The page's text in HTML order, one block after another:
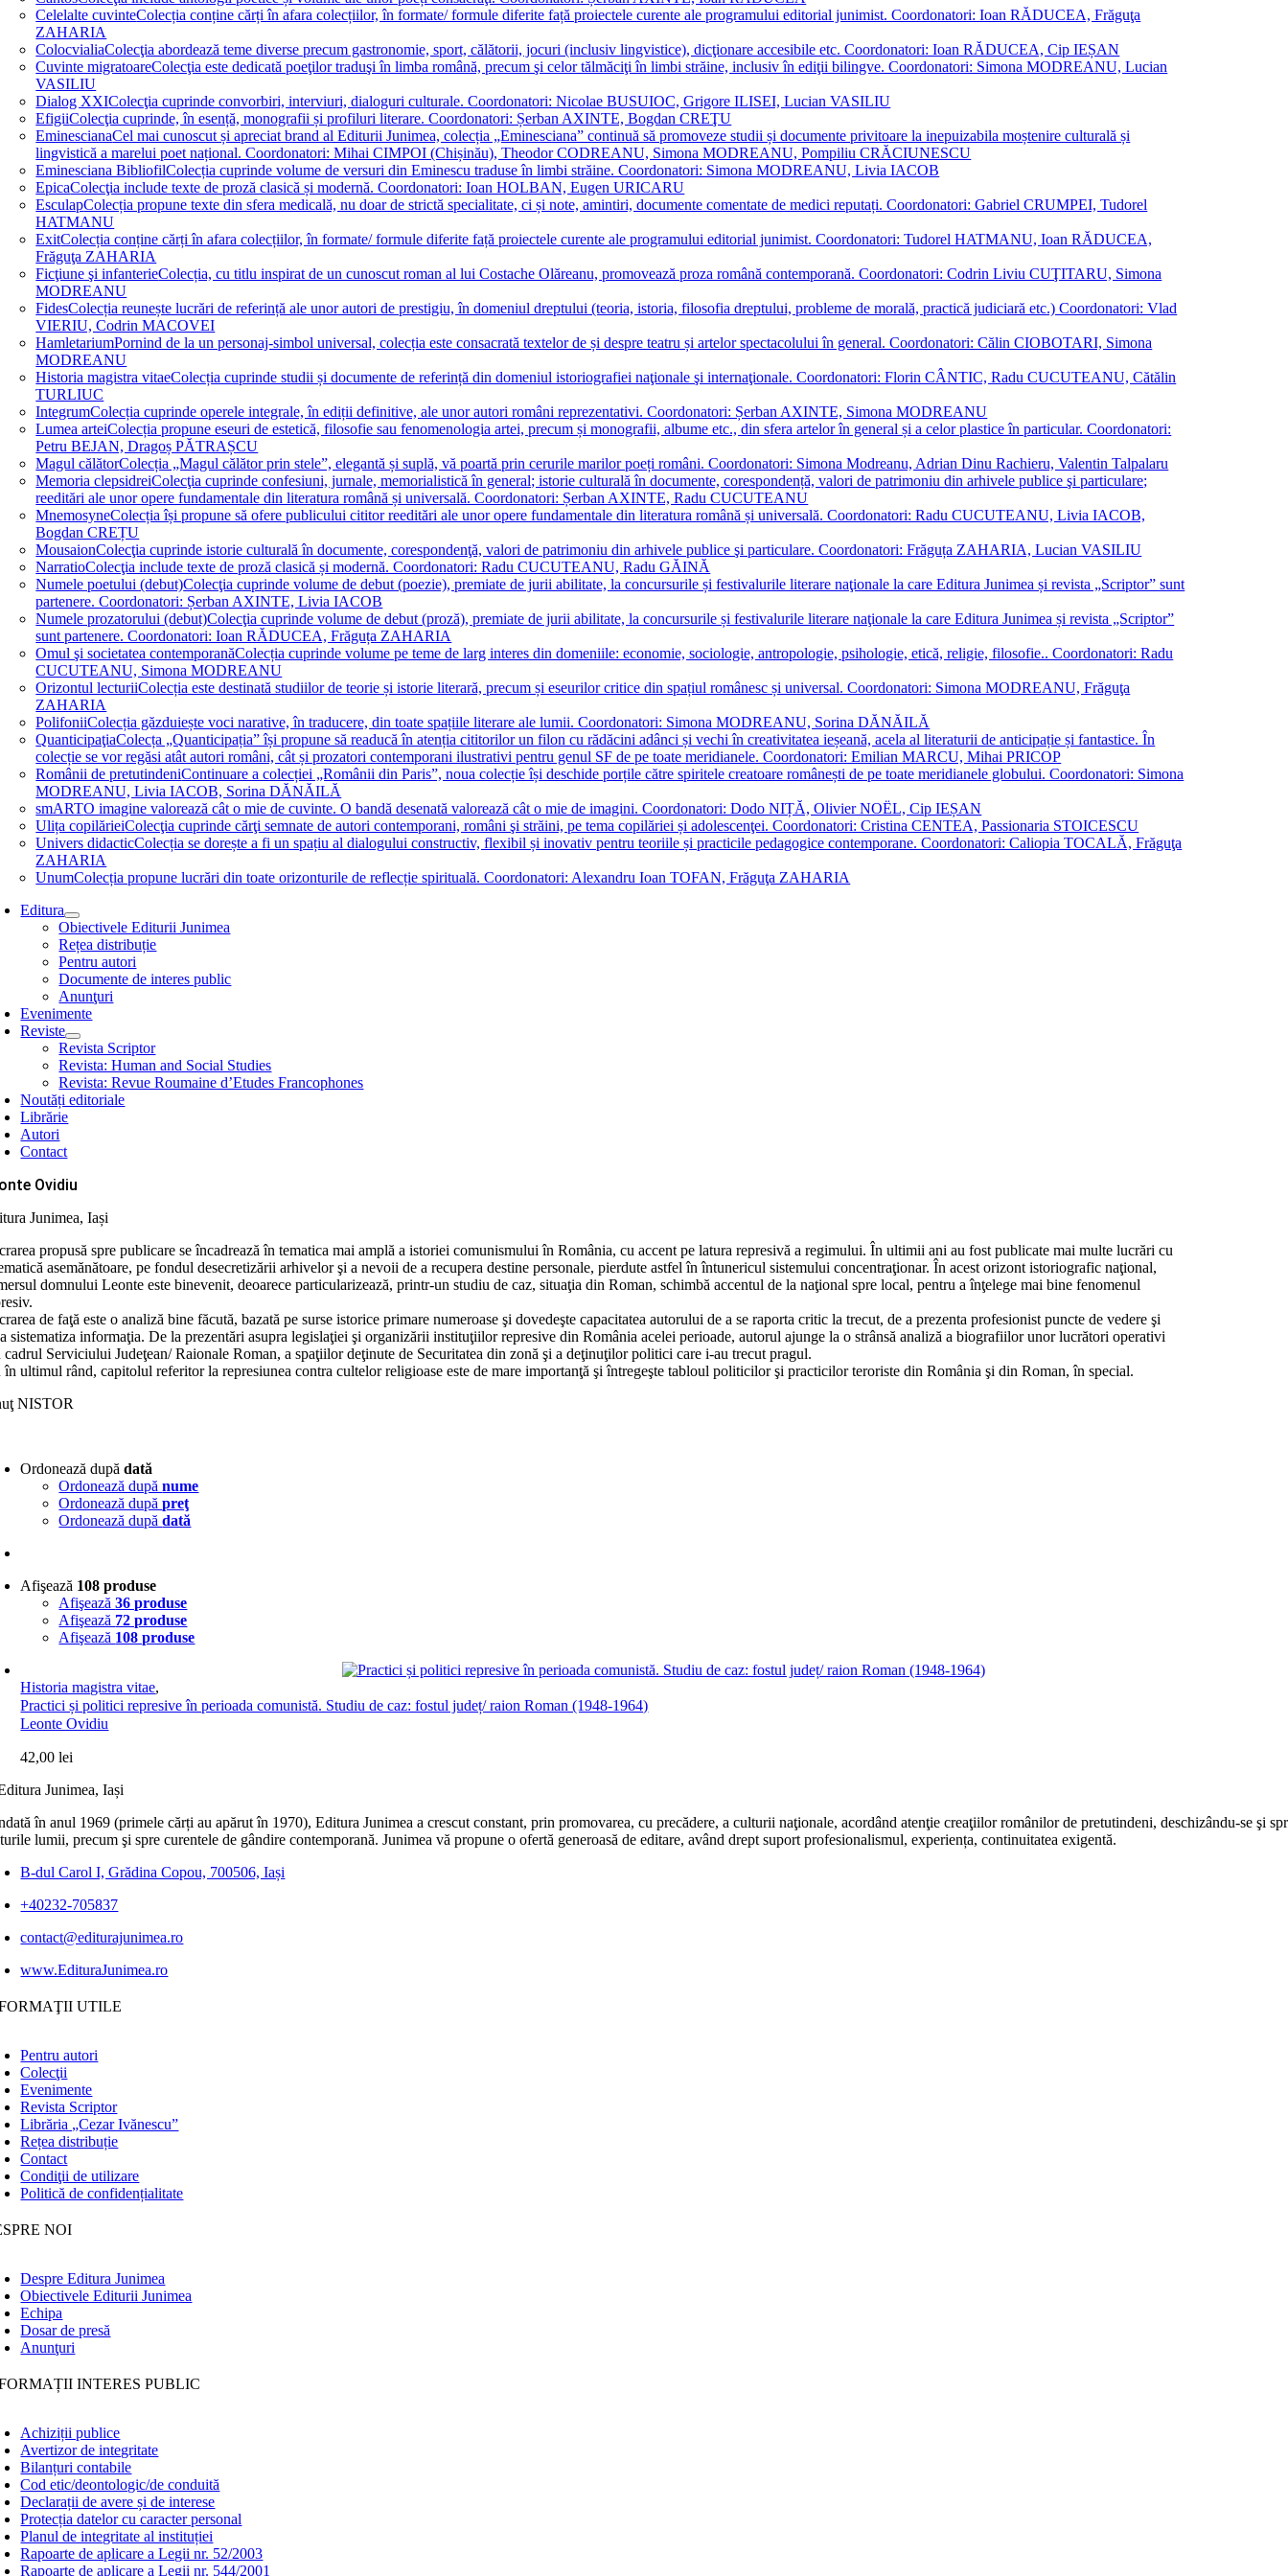
Celelalte cuvinteColecția conține cărți în afara colecțiilor, în formate/ formule diferite față proiectele curente ale programului editorial junimist. Coordonatori: Ioan RĂDUCEA, Frăguţa
ZAHARIA
ColocvialiaColecţia abordează teme diverse precum gastronomie, sport, călătorii, jocuri (inclusiv lingvistice), dicţionare accesibile etc. Coordonatori: Ioan RĂDUCEA, Cip IEȘAN
Cuvinte migratoareColecţia este dedicată poeţilor traduşi în limba română, precum şi celor tălmăciţi în limbi străine, inclusiv în ediţii bilingve. Coordonatori: Simona MODREANU, Lucian
VASILIU
Dialog XXIColecţia cuprinde convorbiri, interviuri, dialoguri culturale. Coordonatori: Nicolae BUSUIOC, Grigore ILISEI, Lucian VASILIU
EfigiiColecţia cuprinde, în esență, monografii și profiluri literare. Coordonatori: Șerban AXINTE, Bogdan CREŢU
EminescianaCel mai cunoscut și apreciat brand al Editurii Junimea, colecția „Eminesciana” continuă să promoveze studii și documente privitoare la inepuizabila moștenire culturală și
lingvistică a marelui poet național. Coordonatori: Mihai CIMPOI (Chișinău), Theodor CODREANU, Simona MODREANU, Pompiliu CRĂCIUNESCU
Eminesciana BibliofilColecția cuprinde volume de versuri din Eminescu traduse în limbi străine. Coordonatori: Simona MODREANU, Livia IACOB
EpicaColecţia include texte de proză clasică și modernă. Coordonatori: Ioan HOLBAN, Eugen URICARU
EsculapColecția propune texte din sfera medicală, nu doar de strictă specialitate, ci și note, amintiri, documente comentate de medici reputați. Coordonatori: Gabriel CRUMPEI, Tudorel
HATMANU
ExitColecția conține cărți în afara colecțiilor, în formate/ formule diferite față proiectele curente ale programului editorial junimist. Coordonatori: Tudorel HATMANU, Ioan RĂDUCEA,
Frăguţa ZAHARIA
Ficţiune şi infanterieColecția, cu titlu inspirat de un cunoscut roman al lui Costache Olăreanu, promovează proza română contemporană. Coordonatori: Codrin Liviu CUŢITARU, Simona
MODREANU
FidesColecția reunește lucrări de referință ale unor autori de prestigiu, în domeniul dreptului (teoria, istoria, filosofia dreptului, probleme de morală, practică judiciară etc.) Coordonatori: Vlad
VIERIU, Codrin MACOVEI
HamletariumPornind de la un personaj-simbol universal, colecția este consacrată textelor de și despre teatru și artelor spectacolului în general. Coordonatori: Călin CIOBOTARI, Simona
MODREANU
Historia magistra vitaeColecția cuprinde studii și documente de referință din domeniul istoriografiei naţionale şi internaţionale. Coordonatori: Florin CÂNTIC, Radu CUCUTEANU, Cătălin
TURLIUC
IntegrumColecția cuprinde operele integrale, în ediții definitive, ale unor autori români reprezentativi. Coordonatori: Șerban AXINTE, Simona MODREANU
Lumea arteiColecția propune eseuri de estetică, filosofie sau fenomenologia artei, precum și monografii, albume etc., din sfera artelor în general și a celor plastice în particular. Coordonatori:
Petru BEJAN, Dragoș PĂTRAȘCU
Magul călătorColecția „Magul călător prin stele”, elegantă și suplă, vă poartă prin cerurile marilor poeți români. Coordonatori: Simona Modreanu, Adrian Dinu Rachieru, Valentin Talpalaru
Memoria clepsidreiColecţia cuprinde confesiuni, jurnale, memorialistică în general; istorie culturală în documente, corespondență, valori de patrimoniu din arhivele publice şi particulare;
reeditări ale unor opere fundamentale din literatura română și universală. Coordonatori: Șerban AXINTE, Radu CUCUTEANU
MnemosyneColecția își propune să ofere publicului cititor reeditări ale unor opere fundamentale din literatura română și universală. Coordonatori: Radu CUCUTEANU, Livia IACOB,
Bogdan CREȚU
MousaionColecţia cuprinde istorie culturală în documente, corespondenţă, valori de patrimoniu din arhivele publice şi particulare. Coordonatori: Frăguța ZAHARIA, Lucian VASILIU
NarratioColecţia include texte de proză clasică și modernă. Coordonatori: Radu CUCUTEANU, Radu GĂINĂ
Numele poetului (debut)Colecţia cuprinde volume de debut (poezie), premiate de jurii abilitate, la concursurile și festivalurile literare naţionale la care Editura Junimea și revista „Scriptor” sunt
partenere. Coordonatori: Șerban AXINTE, Livia IACOB
Numele prozatorului (debut)Colecţia cuprinde volume de debut (proză), premiate de jurii abilitate, la concursurile și festivalurile literare naţionale la care Editura Junimea și revista „Scriptor”
sunt partenere. Coordonatori: Ioan RĂDUCEA, Frăguța ZAHARIA
Omul şi societatea contemporanăColecția cuprinde volume pe teme de larg interes din domeniile: economie, sociologie, antropologie, psihologie, etică, religie, filosofie.. Coordonatori: Radu
CUCUTEANU, Simona MODREANU
Orizontul lecturiiColecția este destinată studiilor de teorie și istorie literară, precum și eseurilor critice din spațiul românesc și universal. Coordonatori: Simona MODREANU, Frăguţa
ZAHARIA
PolifoniiColecția găzduiește voci narative, în traducere, din toate spațiile literare ale lumii. Coordonatori: Simona MODREANU, Sorina DĂNĂILĂ
QuanticipaţiaColecța „Quanticipația” își propune să readucă în atenția cititorilor un filon cu rădăcini adânci și vechi în creativitatea ieșeană, acela al literaturii de anticipație și fantastice. În
colecție se vor regăsi atât autori români, cât și prozatori contemporani ilustrativi pentru genul SF de pe toate meridianele. Coordonatori: Emilian MARCU, Mihai PRICOP
Românii de pretutindeniContinuare a colecției „Românii din Paris”, noua colecție își deschide porțile către spiritele creatoare românești de pe toate meridianele globului. Coordonatori: Simona
MODREANU, Livia IACOB, Sorina DĂNĂILĂ
smARTO imagine valorează cât o mie de cuvinte. O bandă desenată valorează cât o mie de imagini. Coordonatori: Dodo NIȚĂ, Olivier NOËL, Cip IEȘAN
Ulița copilărieiColecţia cuprinde cărţi semnate de autori contemporani, români şi străini, pe tema copilăriei și adolescenţei. Coordonatori: Cristina CENTEA, Passionaria STOICESCU
Univers didacticColecția se dorește a fi un spațiu al dialogului constructiv, flexibil și inovativ pentru teoriile și practicile pedagogice contemporane. Coordonatori: Caliopia TOCALĂ, Frăguţa
ZAHARIA
UnumColecția propune lucrări din toate orizonturile de reflecție spirituală. Coordonatori: Alexandru Ioan TOFAN, Frăguţa ZAHARIA
Editura
Obiectivele Editurii Junimea
Rețea distribuție
Pentru autori
Documente de interes public
Anunţuri
Evenimente
Reviste
Revista Scriptor
Revista: Human and Social Studies
Revista: Revue Roumaine d’Etudes Francophones
Noutăți editoriale
Librărie
Autori
Contact
Ovidiu
Junimea, Iași
propusă spre publicare se încadrează în tematica mai amplă a istoriei comunismului în România, cu accent pe latura represivă a regimului. În ultimii ani au fost publicate mai multe lucrări cu
asemănătoare, pe fondul desecretizării arhivelor şi a nevoii de a recupera destine personale, pierdute astfel în întunericul sistemului concentraţionar. În acest orizont istoriografic naţional,
domnului Leonte este binevenit, deoarece particularizează, printr-un studiu de caz, situaţia din Roman, schimbă accentul de la naţional spre local, pentru a înţelege mai bine fenomenul
de faţă este o analiză bine făcută, bazată pe surse istorice primare numeroase şi dovedeşte capacitatea autorului de a se raporta critic la trecut, de a prezenta profesionist puncte de vedere şi
sistematiza informaţia. De la prezentări asupra legislaţiei şi organizării instituţiilor represive din România acelei perioade, autorul ajunge la o strânsă analiză a biografiilor unor lucrători operativi
cadrul Serviciului Judeţean/ Raionale Roman, a spaţiilor deţinute de Securitatea din zonă şi a deţinuţilor politici care i-au trecut pragul.
în ultimul rând, capitolul referitor la represiunea contra cultelor religioase este de mare importanţă şi întregeşte tabloul politicilor şi practicilor teroriste din România şi din Roman, în special.
NISTOR
Ordonează dupădată
Ordonează dupănume
Ordonează dupăpreţ
Ordonează dupădată
Afişează 108 produse
Afişează36 produse
Afişează 72 produse
Afişează 108 produse
Historia magistra vitae,
Practici și politici represive în perioada comunistă. Studiu de caz: fostul județ/ raion Roman (1948-1964)
Leonte Ovidiu
42,00lei
în anul 1969 (primele cărți au apărut în 1970), Editura Junimea a crescut constant, prin promovarea, cu precădere, a culturii naţionale, acordând atenţie creaţiilor românilor de pretutindeni, deschizându-se şi
lumii, precum şi spre curentele de gândire contemporană. Junimea vă propune o ofertă generoasă de editare, având drept suport profesionalismul, experiența, continuitatea exigentă.
B-dul Carol I, Grădina Copou, 700506, Iași
+40232-705837
contact@editurajunimea.ro
www.EdituraJunimea.ro
UTILE
Pentru autori
Colecţii
Evenimente
Revista Scriptor
Librăria „Cezar Ivănescu”
Rețea distribuție
Contact
Condiţii de utilizare
Politică de confidențialitate
NOI
Despre Editura Junimea
Obiectivele Editurii Junimea
Echipa
Dosar de presă
Anunţuri
INTERES PUBLIC
Achiziții publice
Avertizor de integritate
Bilanțuri contabile
Cod etic/deontologic/de conduită
Declarații de avere și de interese
Protecția datelor cu caracter personal
Planul de integritate al instituției
Rapoarte de aplicare a Legii nr. 52/2003
Rapoarte de aplicare a Legii nr. 544/2001